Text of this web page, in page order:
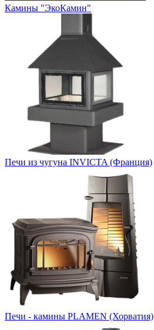
Камины "ЭкоКамин"
Печи из чугуна INVICTA (Франция)
Печи - камины PLAMEN (Хорватия)